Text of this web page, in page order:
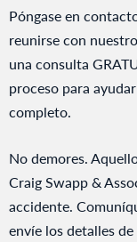
Póngase en
reunirse con
una consulta
proceso para
completo.
No demores.
Craig Swapp &
accidente.
envíe los detalles